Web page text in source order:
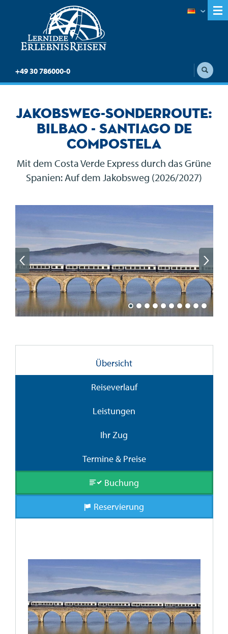
+49 30 786000-0
Jakobsweg-Sonderroute:
Bilbao - Santiago de
Compostela
Mit dem Costa Verde Express durch das Grüne
Spanien: Auf dem Jakobsweg (2026/2027)
Übersicht
Reiseverlauf
Leistungen
Ihr Zug
Termine & Preise
Buchung
Reservierung